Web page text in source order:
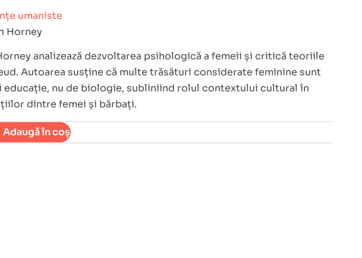
umaniste
Horney
analizează dezvoltarea psihologică a femeii și critică teoriile
Autoarea susține că multe trăsături considerate feminine sunt
nu de biologie, subliniind rolul contextului cultural în
dintre femei și bărbați.
Adaugă în coș